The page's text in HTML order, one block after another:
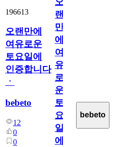
196613
오랜만에
여유로운
토요일에
인증합니다
ㆍ
bebeto
12
0
0
랜
만
에
여
유
로
운
토
요
일
에
bebeto